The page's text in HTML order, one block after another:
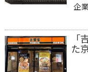
企
た